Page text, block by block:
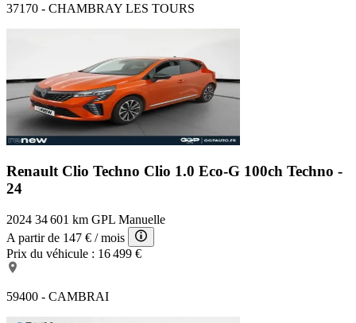
37170 - CHAMBRAY LES TOURS
Renault Clio Techno Clio 1.0 Eco-G 100ch Techno -
24
2024 34 601 km GPL Manuelle
A partir de 147 € / mois
Prix du véhicule : 16 499 €
59400 - CAMBRAI